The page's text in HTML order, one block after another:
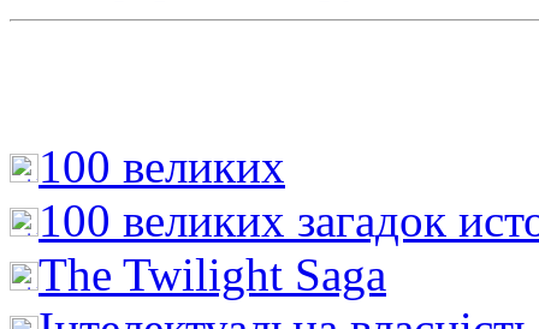
100 великих
100 великих загадок
The Twilight Saga